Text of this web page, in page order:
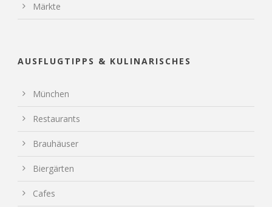
Märkte
AUSFLUGTIPPS & KULINARISCHES
München
Restaurants
Brauhäuser
Biergärten
Cafes